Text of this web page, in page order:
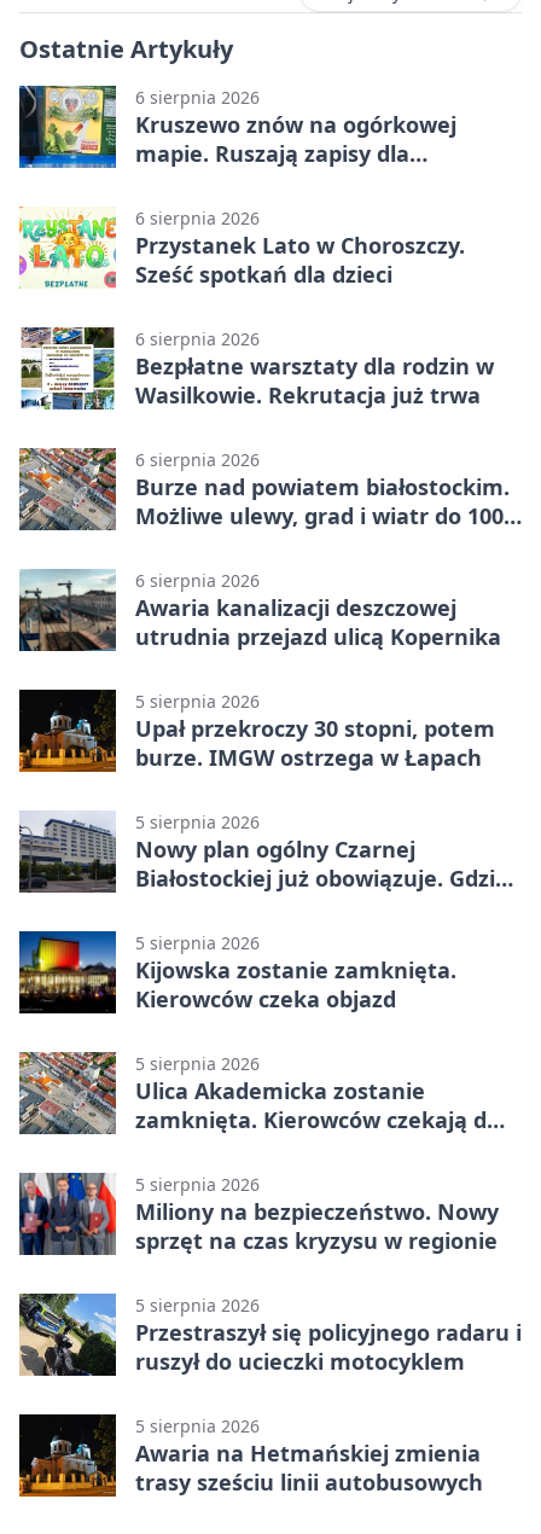
Ostatnie Artykuły
6 sierpnia 2026
Kruszewo znów na ogórkowej
mapie. Ruszają zapisy dla
6 sierpnia 2026
Przystanek Lato w Choroszczy.
Sześć spotkań dla dzieci
6 sierpnia 2026
Bezpłatne warsztaty dla rodzin w
Wasilkowie. Rekrutacja już trwa
6 sierpnia 2026
Burze nad powiatem białostockim.
Możliwe ulewy, grad i wiatr do 100
6 sierpnia 2026
Awaria kanalizacji deszczowej
utrudnia przejazd ulicą Kopernika
5 sierpnia 2026
Upał przekroczy 30 stopni, potem
burze. IMGW ostrzega w Łapach
5 sierpnia 2026
Nowy plan ogólny Czarnej
Białostockiej już obowiązuje. Gdzie
5 sierpnia 2026
Kijowska zostanie zamknięta.
Kierowców czeka objazd
5 sierpnia 2026
Ulica Akademicka zostanie
zamknięta. Kierowców czekają dwa
5 sierpnia 2026
Miliony na bezpieczeństwo. Nowy
sprzęt na czas kryzysu w regionie
5 sierpnia 2026
Przestraszył się policyjnego radaru i
ruszył do ucieczki motocyklem
5 sierpnia 2026
Awaria na Hetmańskiej zmienia
trasy sześciu linii autobusowych